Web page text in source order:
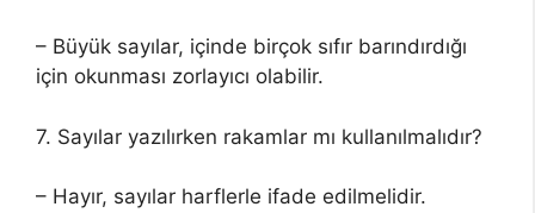
– Büyük sayılar, içinde birçok sıfır barındırdığı
için okunması zorlayıcı olabilir.
7. Sayılar yazılırken rakamlar mı kullanılmalıdır?
– Hayır, sayılar harflerle ifade edilmelidir.